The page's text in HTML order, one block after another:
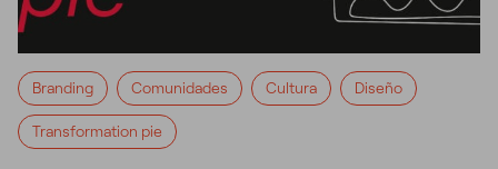
Branding Comunidades Cultura Diseño
Transformation pie